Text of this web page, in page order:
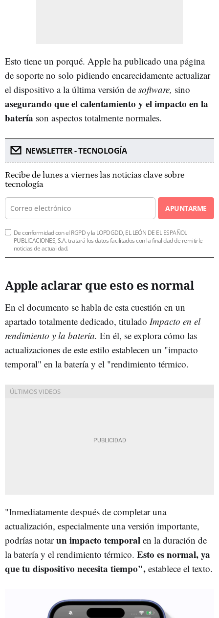
Esto tiene un porqué. Apple ha publicado una página
de soporte no solo pidiendo encarecidamente actualizar
el dispositivo a la última versión de software, sino
asegurando que el calentamiento y el impacto en la
batería son aspectos totalmente normales.
NEWSLETTER - TECNOLOGÍA
Recibe de lunes a viernes las noticias clave sobre
tecnología
APUNTARME
De conformidad con el RGPD y la LOPDGDD, EL LEÓN DE EL ESPAÑOL
PUBLICACIONES, S.A. tratará los datos facilitados con la finalidad de remitirle
noticias de actualidad.
Apple aclarar que esto es normal
En el documento se habla de esta cuestión en un
apartado totalmente dedicado, titulado Impacto en el
rendimiento y la batería. En él, se explora cómo las
actualizaciones de este estilo establecen un "impacto
temporal" en la batería y el "rendimiento térmico.
"Inmediatamente después de completar una
actualización, especialmente una versión importante,
podrías notarun impacto temporal en la duración de
la batería y el rendimiento térmico. Esto es normal, ya
que tu dispositivo necesita tiempo", establece el texto.